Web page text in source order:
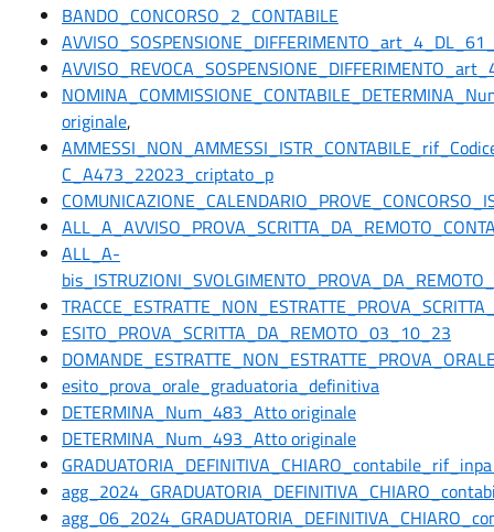
BANDO_CONCORSO_2_CONTABILE
originale,
C_A473_22023_criptato_p
ALL_A-
ESITO_PROVA_SCRITTA_DA_REMOTO_03_10_23
esito_prova_orale_graduatoria_definitiva
DETERMINA_Num_483_Atto originale
DETERMINA_Num_493_Atto originale